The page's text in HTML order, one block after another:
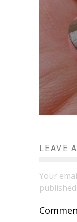
LEAVE
Your
published.